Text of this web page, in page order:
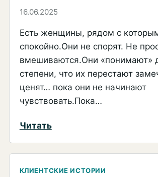
—
то
кто?
16.06.2025
Есть женщины, рядом с
спокойно.Они не спорят. Не
вмешиваются.Они «понимают»
степени, что их перестают
ценят… пока они не начинают
чувствовать.Пока…
Читать:
тебя
всё
КЛИЕНТСКИЕ ИСТОРИИ